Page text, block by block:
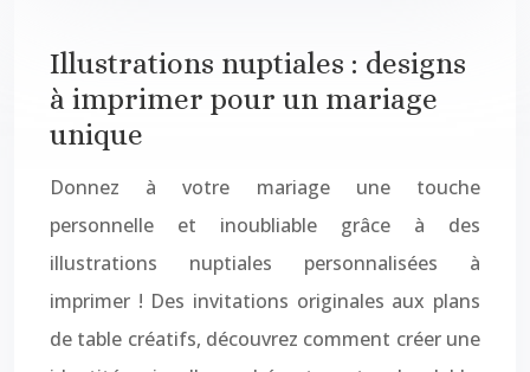
Illustrations nuptiales : designs
à imprimer pour un mariage
unique
Donnez à votre mariage une touche
personnelle et inoubliable grâce à des
illustrations nuptiales personnalisées à
imprimer ! Des invitations originales aux plans
de table créatifs, découvrez comment créer une